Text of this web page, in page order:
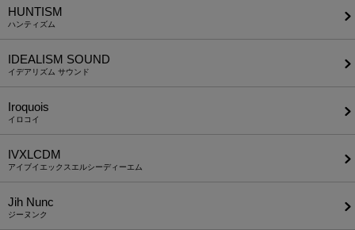
HUNTISM
ハンティズム
IDEALISM SOUND
イデアリズム サウンド
Iroquois
イロコイ
IVXLCDM
アイブイエックスエルシーディーエム
Jih Nunc
ジーヌンク